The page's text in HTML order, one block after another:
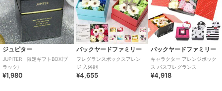
ジュピター
JUPITER 限定ギフトBOX(ブ
ラック)
¥1,980
バックヤードファミリー
フレグランスボックスアレン
ジ 入浴剤
¥4,655
バックヤードファミリー
キャラクター アレンジボック
ス バスフレグランス
¥4,918